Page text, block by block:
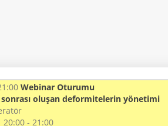
Webinar Oturumu
oluşan deformitelerin yönetimi
20:00 - 21:00